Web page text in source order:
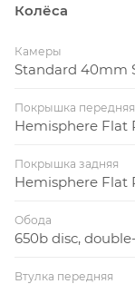
Колёса
Камеры
Standard 40mm
Покрышка передняя
Hemisphere Flat
Покрышка задняя
Hemisphere Flat
Обода
650b disc,
Втулка передняя